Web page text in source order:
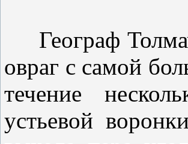
Географ
овраг с самой
течение
устьевой